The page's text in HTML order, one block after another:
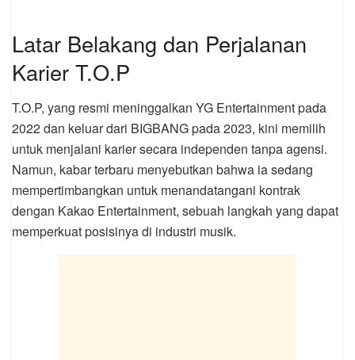
Latar Belakang dan Perjalanan
Karier T.O.P
T.O.P, yang resmi meninggalkan YG Entertainment pada
2022 dan keluar dari BIGBANG pada 2023, kini memilih
untuk menjalani karier secara independen tanpa agensi.
Namun, kabar terbaru menyebutkan bahwa ia sedang
mempertimbangkan untuk menandatangani kontrak
dengan Kakao Entertainment, sebuah langkah yang dapat
memperkuat posisinya di industri musik.